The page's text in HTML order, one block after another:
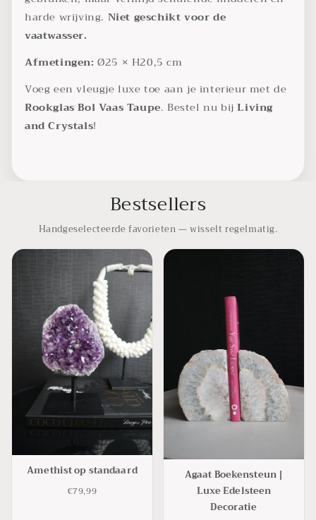
harde wrijving. Niet geschikt voor de
vaatwasser.
Afmetingen:Ø25 × H20,5 cm
Voeg een vleugje luxe toe aan je interieur met de
Rookglas Bol Vaas Taupe. Bestel nu bijLiving
and Crystals!
Bestsellers
Handgeselecteerde favorieten — wisselt regelmatig.
Amethist op standaard
€79,99
Agaat Boekensteun |
Luxe Edelsteen
Decoratie